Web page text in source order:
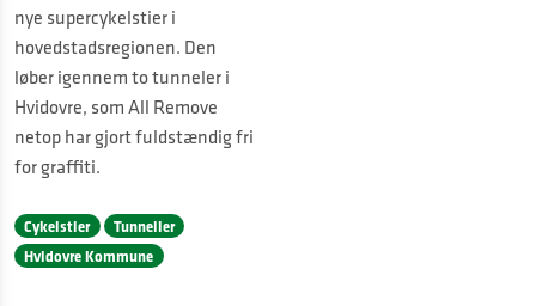
nye supercykelstier i
hovedstadsregionen. Den
løber igennem to tunneler i
Hvidovre, som All Remove
netop har gjort fuldstændig fri
for graffiti.
Cykelstier
Tunneller
Hvidovre Kommune